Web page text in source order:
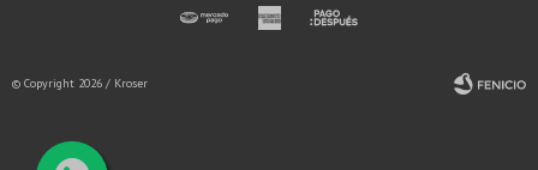
© Copyright 2026 / Kroser